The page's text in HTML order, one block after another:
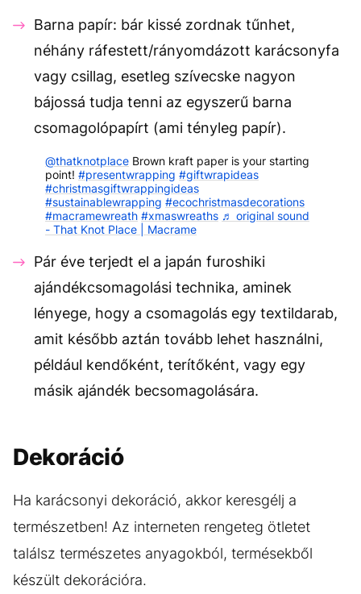
Barna papír: bár kissé zordnak tűnhet,
néhány ráfestett/rányomdázott karácsonyfa
vagy csillag, esetleg szívecske nagyon
bájossá tudja tenni az egyszerű barna
csomagolópapírt (ami tényleg papír).
@thatknotplace Brown kraft paper is your starting
point! #presentwrapping #giftwrapideas
#christmasgiftwrappingideas
#sustainablewrapping #ecochristmasdecorations
#macramewreath #xmaswreaths ♬ original sound
- That Knot Place | Macrame
Pár éve terjedt el a japán furoshiki
ajándékcsomagolási technika, aminek
lényege, hogy a csomagolás egy textildarab,
amit később aztán tovább lehet használni,
például kendőként, terítőként, vagy egy
másik ajándék becsomagolására.
Dekoráció
Ha karácsonyi dekoráció, akkor keresgélj a
természetben! Az interneten rengeteg ötletet
találsz természetes anyagokból, termésekből
készült dekorációra.